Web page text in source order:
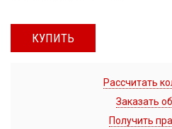
КУПИТЬ
Рассчитать
Заказать
Получить